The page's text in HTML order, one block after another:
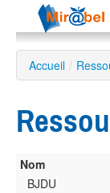
Le réseau
Soutien
Accueil /
Nom
BJDU